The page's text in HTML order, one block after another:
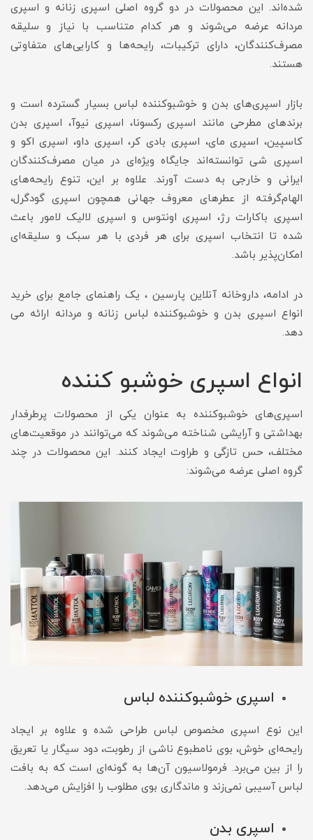
شده‌اند. این محصولات در دو گروه اصلی اسپری زنانه و اسپری
مردانه عرضه می‌شوند و هر کدام متناسب با نیاز و سلیقه
مصرف‌کنندگان، دارای ترکیبات، رایحه‌ها و کارایی‌های متفاوتی
هستند.
بازار اسپری‌های بدن و خوشبوکننده لباس بسیار گسترده است و
برندهای مطرحی مانند اسپری رکسونا، اسپری نیوآ، اسپری بدن
کاسپین، اسپری مای، اسپری بادی کر، اسپری داو، اسپری اکو و
اسپری شی توانسته‌اند جایگاه ویژه‌ای در میان مصرف‌کنندگان
ایرانی و خارجی به دست آورند. علاوه بر این، تنوع رایحه‌های
الهام‌گرفته از عطرهای معروف جهانی همچون اسپری گودگرل،
اسپری باکارات رژ، اسپری اونتوس و اسپری لالیک لامور باعث
شده تا انتخاب اسپری برای هر فردی با هر سبک و سلیقه‌ای
امکان‌پذیر باشد.
در ادامه، داروخانه آنلاین پارسین ، یک راهنمای جامع برای خرید
انواع اسپری بدن و خوشبوکننده لباس زنانه و مردانه ارائه می
دهد.
انواع اسپری خوشبو کننده
اسپری‌های خوشبوکننده به عنوان یکی از محصولات پرطرفدار
بهداشتی و آرایشی شناخته می‌شوند که می‌توانند در موقعیت‌های
مختلف، حس تازگی و طراوت ایجاد کنند. این محصولات در چند
گروه اصلی عرضه می‌شوند:
اسپری خوشبوکننده لباس
این نوع اسپری مخصوص لباس طراحی شده و علاوه بر ایجاد
رایحه‌ای خوش، بوی نامطبوع ناشی از رطوبت، دود سیگار یا تعریق
را از بین می‌برد. فرمولاسیون آن‌ها به گونه‌ای است که به بافت
لباس آسیبی نمی‌زند و ماندگاری بوی مطلوب را افزایش می‌دهد.
اسپری بدن